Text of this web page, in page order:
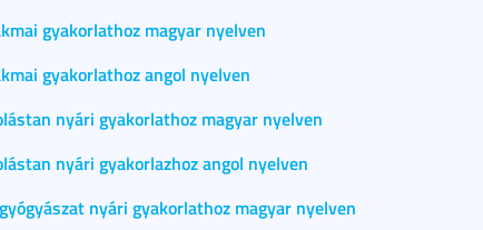
gyakorlathoz magyar nyelven
gyakorlathoz angol nyelven
nyári gyakorlathoz magyar nyelven
nyári gyakorlazhoz angol nyelven
nyári gyakorlathoz magyar nyelven